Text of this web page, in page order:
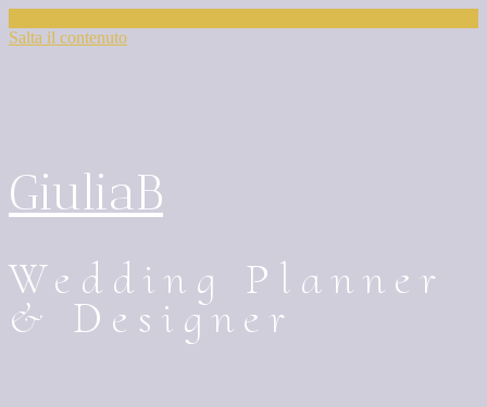
Salta il contenuto
GiuliaB
Wedding Planner
& Designer